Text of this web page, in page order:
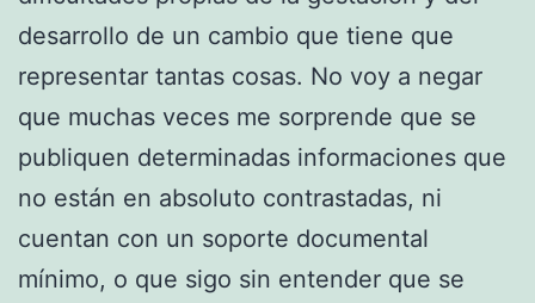
desarrollo de un cambio que tiene que
representar tantas cosas. No voy a negar
que muchas veces me sorprende que se
publiquen determinadas informaciones que
no están en absoluto contrastadas, ni
cuentan con un soporte documental
mínimo, o que sigo sin entender que se